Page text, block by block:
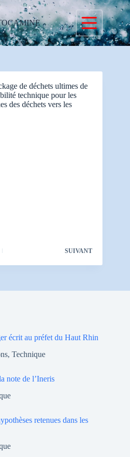
de déchets ultimes de
technique pour les
des déchets vers les
SUIVANT
écrit au préfet du Haut Rhin
, Technique
note de l’Ineris
retenues dans les